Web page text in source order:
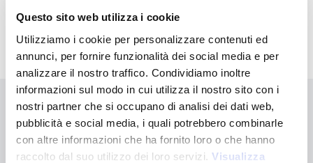
Questo sito web utilizza i cookie
Utilizziamo i cookie per personalizzare contenuti ed
annunci, per fornire funzionalità dei social media e per
analizzare il nostro traffico. Condividiamo inoltre
informazioni sul modo in cui utilizza il nostro sito con i
nostri partner che si occupano di analisi dei dati web,
pubblicità e social media, i quali potrebbero combinarle
con altre informazioni che ha fornito loro o che hanno
raccolto dal suo utilizzo dei loro servizi. Visualizza
Sie haben nicht gefunden, wonach Sie suchen?
Kontaktieren Sie uns, wenn Sie Hilfe benötigen, oder fordern Sie
Ihre kundenspezifische Bestellung an